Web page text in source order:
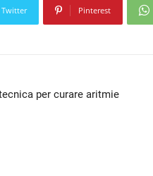
Twitter Pinterest
per curare aritmie